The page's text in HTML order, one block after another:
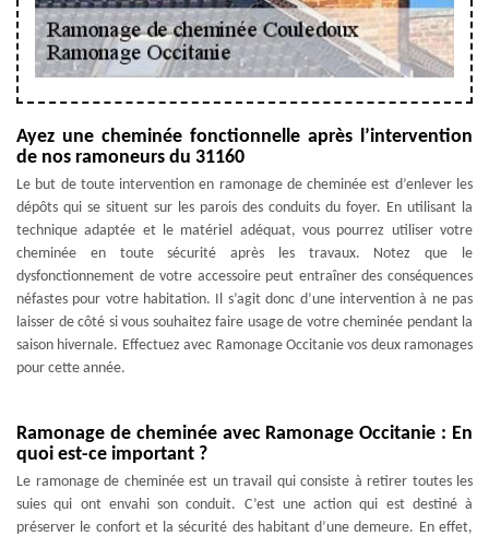
Ayez une cheminée fonctionnelle après l’intervention
de nos ramoneurs du 31160
Le but de toute intervention en ramonage de cheminée est d’enlever les
dépôts qui se situent sur les parois des conduits du foyer. En utilisant la
technique adaptée et le matériel adéquat, vous pourrez utiliser votre
cheminée en toute sécurité après les travaux. Notez que le
dysfonctionnement de votre accessoire peut entraîner des conséquences
néfastes pour votre habitation. Il s’agit donc d’une intervention à ne pas
laisser de côté si vous souhaitez faire usage de votre cheminée pendant la
saison hivernale. Effectuez avec Ramonage Occitanie vos deux ramonages
pour cette année.
Ramonage de cheminée avec Ramonage Occitanie : En
quoi est-ce important ?
Le ramonage de cheminée est un travail qui consiste à retirer toutes les
suies qui ont envahi son conduit. C’est une action qui est destiné à
préserver le confort et la sécurité des habitant d’une demeure. En effet,